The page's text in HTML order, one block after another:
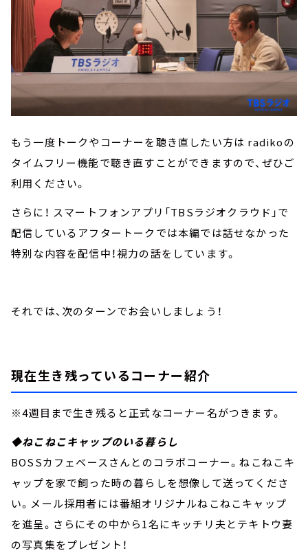
もう一度トークやコーナーを聴き直したい方は radikoの
タイムフリー機能で聴き直すことができますので、ぜひご
利用ください。
さらに！ スマートフォンアプリ「TBSラジオクラウド」で
配信しているアフタートークでは本編では話せなかった
特別な内容を配信中！視力の話をしています。
それでは、次のターンでお会いしましょう！
現在生き残っているコーナー紹介
※4週目まで生き残ると正式なコーナー名がつきます。
◆ねこねこキャップのいる暮らし
BOSSカフェベースさんとのコラボコーナー。ねこねこキ
ャップを家で飼った時の暮らしを想像して送ってくださ
い。メール採用者には番組オリジナルねこねこキャップ
を進呈。さらにその中から1名にキッチリ夫とテキトウ妻
の写真集をプレゼント！